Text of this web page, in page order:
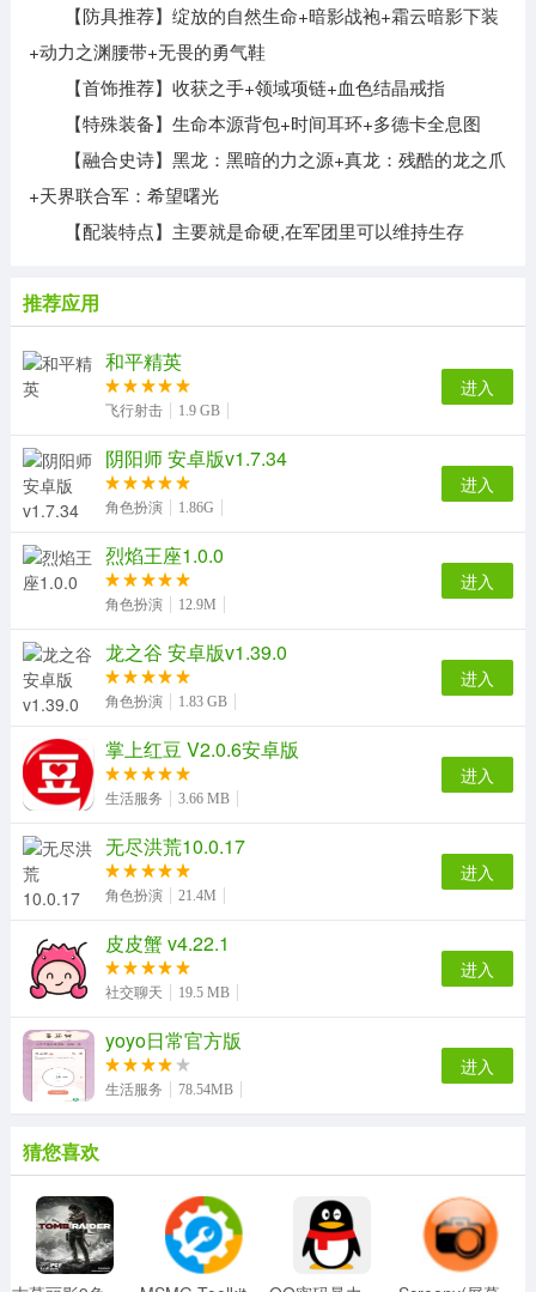
【防具推荐】绽放的自然生命+暗影战袍+霜云暗影下装
+动力之渊腰带+无畏的勇气鞋
【首饰推荐】收获之手+领域项链+血色结晶戒指
【特殊装备】生命本源背包+时间耳环+多德卡全息图
【融合史诗】黑龙：黑暗的力之源+真龙：残酷的龙之爪
+天界联合军：希望曙光
【配装特点】主要就是命硬,在军团里可以维持生存
推荐应用
和平精英
飞行射击 1.9 GB
进入
阴阳师 安卓版v1.7.34
角色扮演 1.86G
进入
烈焰王座1.0.0
角色扮演 12.9M
进入
龙之谷 安卓版v1.39.0
角色扮演 1.83 GB
进入
掌上红豆 V2.0.6安卓版
生活服务 3.66 MB
进入
无尽洪荒10.0.17
角色扮演 21.4M
进入
皮皮蟹 v4.22.1
社交聊天 19.5 MB
进入
yoyo日常官方版
生活服务 78.54MB
进入
猜您喜欢